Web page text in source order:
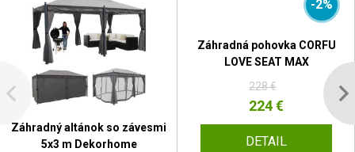
Záhradný altánok so závesmi
5x3 m Dekorhome
-2%
Záhradná pohovka CORFU
LOVE SEAT MAX
228 €
224 €
DETAIL